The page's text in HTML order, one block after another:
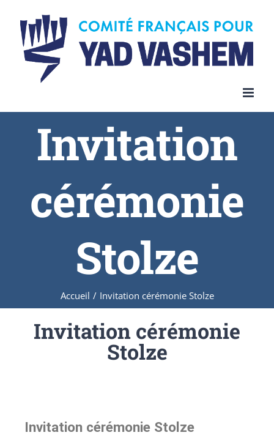
Invitation
cérémonie
Stolze
Accueil / Invitation cérémonie Stolze
Invitation cérémonie
Stolze
Invitation cérémonie Stolze